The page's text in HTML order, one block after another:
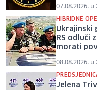
07.08.2026. u
HIBRIDNE
Ukrajinski
RS odluči
morati
08.08.2026. u
Jelena